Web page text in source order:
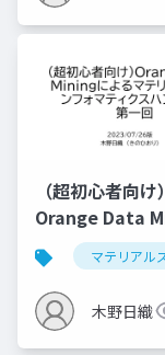
（超初心者向け）
Orange Data
によるマテリア
インフォマティ
ンズオン第一回
（2023/07/26版
マテリアル
木野日織